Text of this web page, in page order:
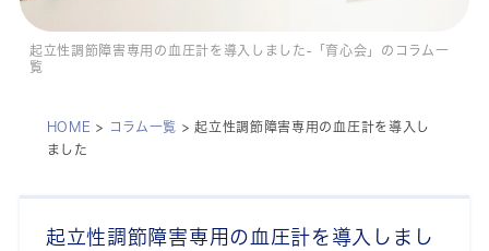
起立性調節障害専用の血圧計を導入しました-「育心会」のコラム一
覧
HOME > コラム一覧 >起立性調節障害専用の血圧計を導入し
ました
起立性調節障害専用の血圧計を導入しまし